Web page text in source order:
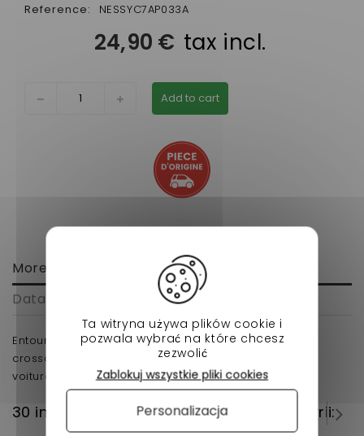
Reference: NESSYC7AP033A
24,90 € tax incl.
Add to cart
More info
Data sheet
Entourage d'antibrouillard gauche aixam city gto
crossover a partir de 2010 (gamme impulsion) pour
voiture sans permis
30 innych produktów w tej samej kategorii:
Ta witryna używa plików cookie i
pozwala wybrać na które chcesz
zezwolić
Zablokuj wszystkie pliki cookies
Personalizacja